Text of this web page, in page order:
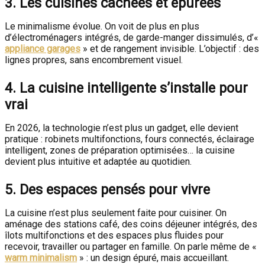
Le minimalisme évolue. On voit de plus en plus
d’électroménagers intégrés, de garde-manger dissimulés, d’«
appliance garages » et de rangement invisible. L’objectif : des
lignes propres, sans encombrement visuel.
4. La cuisine intelligente s’installe pour
vrai
En 2026, la technologie n’est plus un gadget, elle devient
pratique : robinets multifonctions, fours connectés, éclairage
intelligent, zones de préparation optimisées… la cuisine
devient plus intuitive et adaptée au quotidien.
5. Des espaces pensés pour vivre
La cuisine n’est plus seulement faite pour cuisiner. On
aménage des stations café, des coins déjeuner intégrés, des
îlots multifonctions et des espaces plus fluides pour
recevoir, travailler ou partager en famille. On parle même de «
warm minimalism » : un design épuré, mais accueillant.